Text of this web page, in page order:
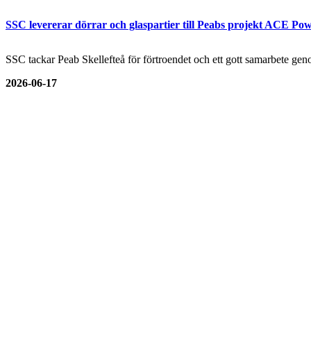
SSC levererar dörrar och glaspartier till Peabs projekt ACE
SSC tackar Peab Skellefteå för förtroendet och ett gott samarbete
2026-06-17